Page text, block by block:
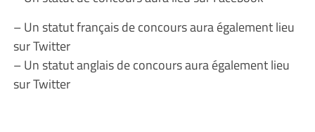
– Un statut français de concours aura également lieu
sur Twitter
– Un statut anglais de concours aura également lieu
sur Twitter